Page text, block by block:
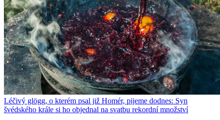
Léčivý glögg, o kterém psal již Homér, pijeme dodnes: Syn
švédského krále si ho objednal na svatbu rekordní množství